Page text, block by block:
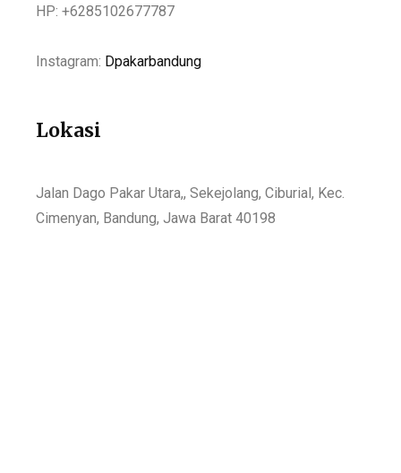
HP: +6285102677787
Instagram: Dpakarbandung
Lokasi
Jalan Dago Pakar Utara,, Sekejolang, Ciburial, Kec.
Cimenyan, Bandung, Jawa Barat 40198